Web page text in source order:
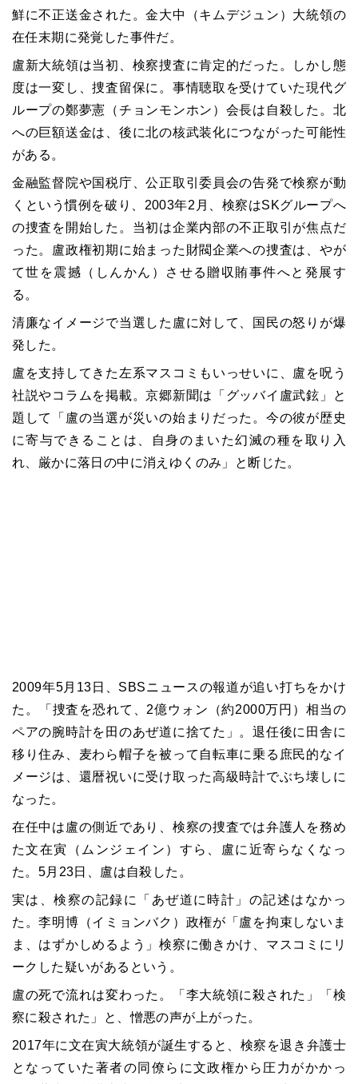
鮮に不正送金された。金大中（キムデジュン）大統領の
在任末期に発覚した事件だ。
盧新大統領は当初、検察捜査に肯定的だった。しかし態
度は一変し、捜査留保に。事情聴取を受けていた現代グ
ループの鄭夢憲（チョンモンホン）会長は自殺した。北
への巨額送金は、後に北の核武装化につながった可能性
がある。
金融監督院や国税庁、公正取引委員会の告発で検察が動
くという慣例を破り、2003年2月、検察はSKグループへ
の捜査を開始した。当初は企業内部の不正取引が焦点だ
った。盧政権初期に始まった財閥企業への捜査は、やが
て世を震撼（しんかん）させる贈収賄事件へと発展す
る。
清廉なイメージで当選した盧に対して、国民の怒りが爆
発した。
盧を支持してきた左系マスコミもいっせいに、盧を呪う
社説やコラムを掲載。京郷新聞は「グッバイ盧武鉉」と
題して「盧の当選が災いの始まりだった。今の彼が歴史
に寄与できることは、自身のまいた幻滅の種を取り入
れ、厳かに落日の中に消えゆくのみ」と断じた。
2009年5月13日、SBSニュースの報道が追い打ちをかけ
た。「捜査を恐れて、2億ウォン（約2000万円）相当の
ペアの腕時計を田のあぜ道に捨てた」。退任後に田舎に
移り住み、麦わら帽子を被って自転車に乗る庶民的なイ
メージは、還暦祝いに受け取った高級時計でぶち壊しに
なった。
在任中は盧の側近であり、検察の捜査では弁護人を務め
た文在寅（ムンジェイン）すら、盧に近寄らなくなっ
た。5月23日、盧は自殺した。
実は、検察の記録に「あぜ道に時計」の記述はなかっ
た。李明博（イミョンバク）政権が「盧を拘束しないま
ま、はずかしめるよう」検察に働きかけ、マスコミにリ
ークした疑いがあるという。
盧の死で流れは変わった。「李大統領に殺された」「検
察に殺された」と、憎悪の声が上がった。
2017年に文在寅大統領が誕生すると、検察を退き弁護士
となっていた著者の同僚らに文政権から圧力がかかっ